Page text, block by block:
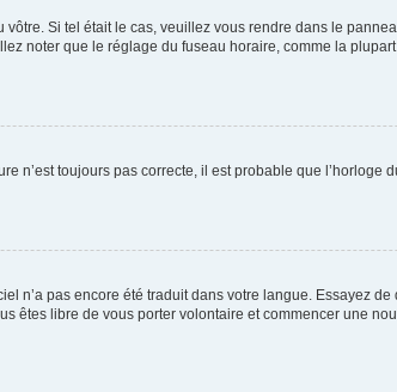
Si tel était le cas, veuillez vous rendre dans le
noter que le réglage du fuseau horaire, comme la
n’est toujours pas correcte, il est probable que
n’a pas encore été traduit dans votre langue. Essayez
êtes libre de vous porter volontaire et commencer une